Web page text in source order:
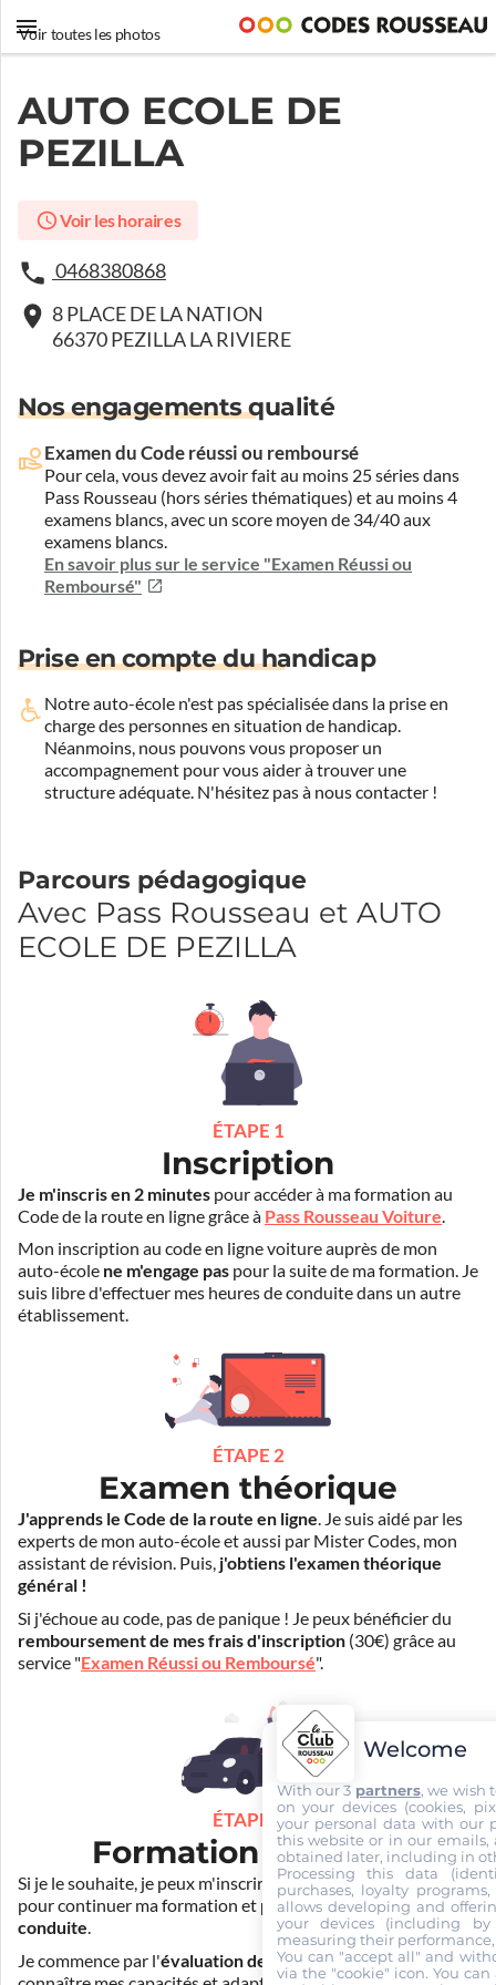
Voir toutes les photos
AUTO ECOLE DE
PEZILLA
Voir les horaires
0468380868
8 PLACE DE LA NATION
66370 PEZILLA LA RIVIERE
Nos engagements qualité
Examen du Code réussi ou remboursé
Pour cela, vous devez avoir fait au moins 25 séries dans
Pass Rousseau (hors séries thématiques) et au moins 4
examens blancs, avec un score moyen de 34/40 aux
examens blancs.
En savoir plus sur le service "Examen Réussi ou
Remboursé"
Prise en compte du handicap
Notre auto-école n'est pas spécialisée dans la prise en
charge des personnes en situation de handicap.
Néanmoins, nous pouvons vous proposer un
accompagnement pour vous aider à trouver une
structure adéquate. N'hésitez pas à nous contacter !
Parcours pédagogique
Avec Pass Rousseau et AUTO
ECOLE DE PEZILLA
ÉTAPE 1
Inscription
Je m'inscris en 2 minutes pour accéder à ma formation au
Code de la route en ligne grâce à Pass Rousseau Voiture.
Mon inscription au code en ligne voiture auprès de mon
auto-école ne m'engage pas pour la suite de ma formation. Je
suis libre d'effectuer mes heures de conduite dans un autre
établissement.
ÉTAPE 2
Examen théorique
J'apprends le Code de la route en ligne. Je suis aidé par les
experts de mon auto-école et aussi par Mister Codes, mon
assistant de révision. Puis, j'obtiens l'examen théorique
général !
Si j'échoue au code, pas de panique ! Je peux bénéficier du
remboursement de mes frais d'inscription (30€) grâce au
service "Examen Réussi ou Remboursé".
ÉTAPE 3
Formation pratique
Si je le souhaite, je peux m'inscrire auprès de mon auto-école
pour continuer ma formation et prendre des cours de
conduite.
Je commence par l'évaluation de départpour mieux
Welcome
With our 3 partners, we wish
on your devices (cookies,
your personal data with our
this website or in our emails,
obtained later, including in
Processing this data
purchases, loyalty
allows developing and
your devices (including
measuring their
You can "accept all" and
via the "cookie" icon. You